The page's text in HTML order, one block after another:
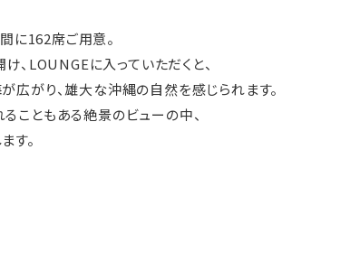
に162席ご用意。
、LOUNGEに入っていただくと、
広がり、雄大な沖縄の自然を感じられます。
こともある絶景のビューの中、
す。